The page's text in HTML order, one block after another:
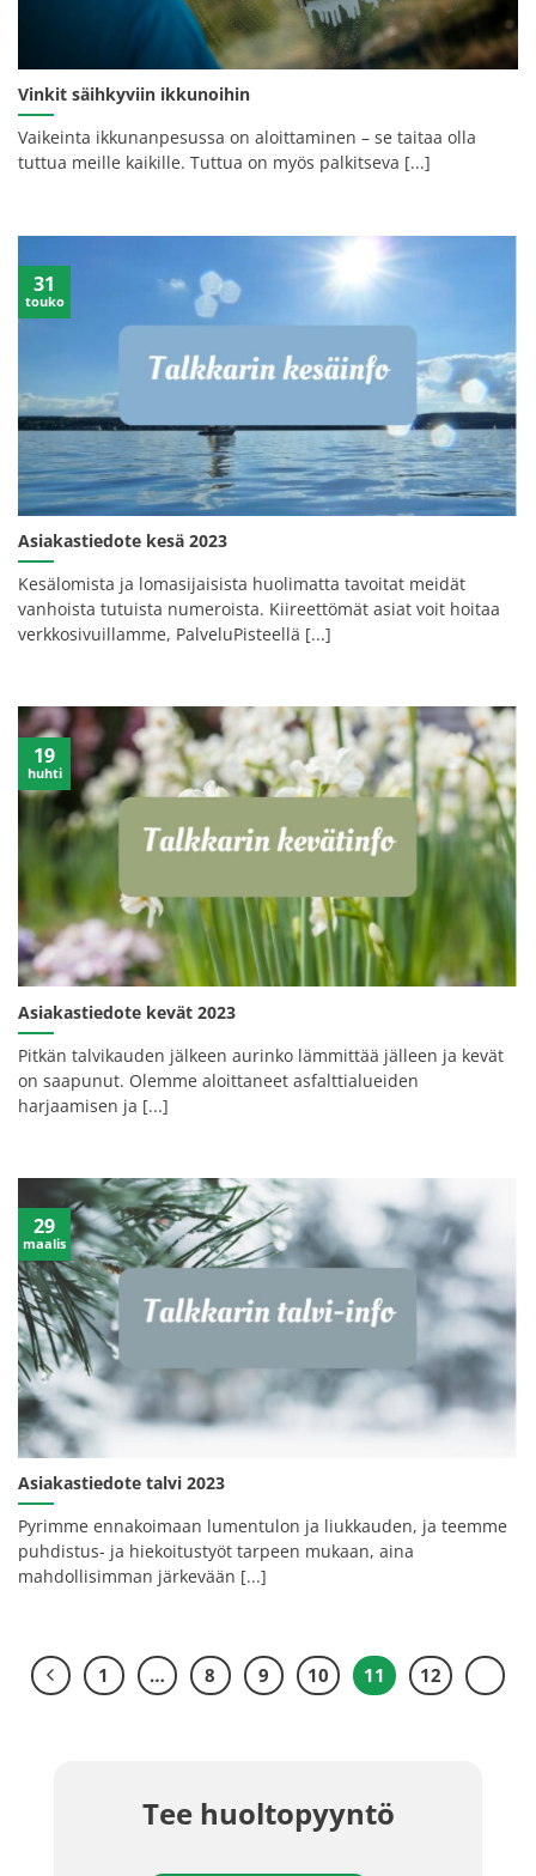
Vinkit säihkyviin ikkunoihin
Vaikeinta ikkunanpesussa on aloittaminen – se taitaa olla
tuttua meille kaikille. Tuttua on myös palkitseva [...]
Asiakastiedote kesä 2023
Kesälomista ja lomasijaisista huolimatta tavoitat meidät
vanhoista tutuista numeroista. Kiireettömät asiat voit hoitaa
verkkosivuillamme, PalveluPisteellä [...]
31
touko
Asiakastiedote kevät 2023
Pitkän talvikauden jälkeen aurinko lämmittää jälleen ja kevät
on saapunut. Olemme aloittaneet asfalttialueiden
harjaamisen ja [...]
19
huhti
Asiakastiedote talvi 2023
Pyrimme ennakoimaan lumentulon ja liukkauden, ja teemme
puhdistus- ja hiekoitustyöt tarpeen mukaan, aina
mahdollisimman järkevään [...]
29
maalis
1 … 8 9 10 11 12
Tee huoltopyyntö